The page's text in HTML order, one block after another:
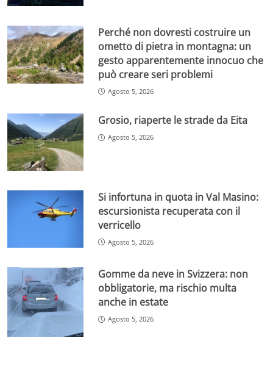
Perché non dovresti costruire un
ometto di pietra in montagna: un
gesto apparentemente innocuo che
può creare seri problemi
Agosto 5, 2026
Grosio, riaperte le strade da Eita
Agosto 5, 2026
Si infortuna in quota in Val Masino:
escursionista recuperata con il
verricello
Agosto 5, 2026
Gomme da neve in Svizzera: non
obbligatorie, ma rischio multa
anche in estate
Agosto 5, 2026